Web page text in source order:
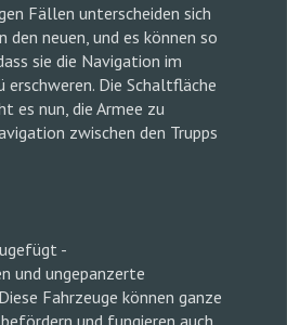
Fällen unterscheiden sich
den neuen, und es können so
sie die Navigation im
erschweren. Die Schaltfläche
es nun, die Armee zu
zwischen den Trupps
-
und ungepanzerte
Fahrzeuge können ganze